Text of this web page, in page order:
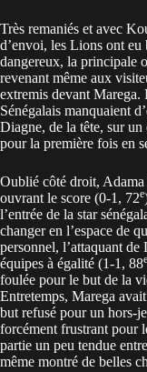
Très remaniés et avec
d’envoi, les Lions ont eu
dangereux, la principale
revenant même aux
extremis devant Marega.
Sénégalais manquaient
Diagne, de la tête, sur
pour la première fois en
Oublié côté droit,
ouvrant le score (0-1, 72e
l’entrée de la star
changer en l’espace de
personnel, l’attaquant
équipes à égalité (1-1, 88e
foulée pour le but de la
Entretemps, Marega
but refusé pour un hors-
forcément frustrant pour
partie un peu tendue
même montré de belles